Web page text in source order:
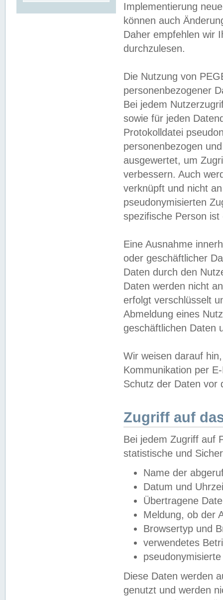
Implementierung
können auch
Daher empfehlen wir
durchzulesen.
Die Nutzung von
personenbezogener
Bei jedem
sowie für jeden
Protokolldatei
personenbezogen
ausgewertet, um
verbessern. Auch
verknüpft und nicht
pseudonymisierten
spezifische Person
Eine Ausnahme
oder geschäftlicher
Daten durch den
Daten werden nicht
erfolgt verschlüsselt
Abmeldung eines
geschäftlichen Daten
Wir weisen darauf
Kommunikation per
Schutz der Daten vor
Zugriff auf
Bei jedem Zugriff auf
statistische und
Name der
Datum und
Übertragene
Meldung, ob der
Browsertyp und
verwendetes
Diese Daten werden
genutzt und werden